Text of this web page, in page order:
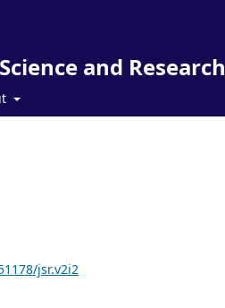
and Research
jsr.v2i2